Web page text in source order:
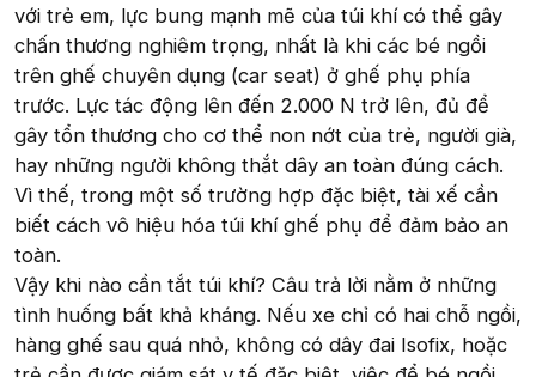
với trẻ em, lực bung mạnh mẽ của túi khí có thể gây
chấn thương nghiêm trọng, nhất là khi các bé ngồi
trên ghế chuyên dụng (car seat) ở ghế phụ phía
trước. Lực tác động lên đến 2.000 N trở lên, đủ để
gây tổn thương cho cơ thể non nớt của trẻ, người già,
hay những người không thắt dây an toàn đúng cách.
Vì thế, trong một số trường hợp đặc biệt, tài xế cần
biết cách vô hiệu hóa túi khí ghế phụ để đảm bảo an
toàn.
Vậy khi nào cần tắt túi khí? Câu trả lời nằm ở những
tình huống bất khả kháng. Nếu xe chỉ có hai chỗ ngồi,
hàng ghế sau quá nhỏ, không có dây đai Isofix, hoặc